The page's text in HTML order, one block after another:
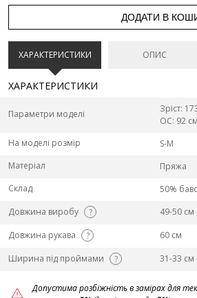
ДОДАТИ В
ХАРАКТЕРИСТИКИ ОПИС
ХАРАКТЕРИСТИКИ
Параметри моделі
Зріст:
ОС: 92
На моделі розмір
S-M
Матеріал
Пряжа
Склад
50%
Довжина виробу
?
49-50 см
Довжина рукава
?
60 см
Ширина під проймами
? 31-33 см
Допустима розбіжність в замірах для